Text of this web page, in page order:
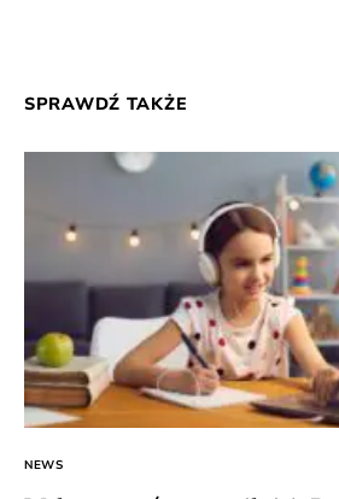
SPRAWDŹ TAKŻE
NEWS